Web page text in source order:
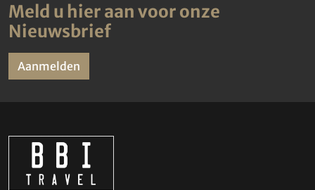
Meld u hier aan voor onze
Nieuwsbrief
Aanmelden